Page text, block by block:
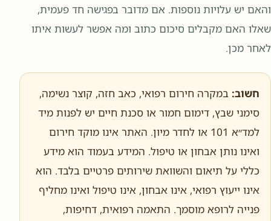
והאם יש עלויות נוספות. אם מדובר בפגישה חד פעמית,
שאלו האם מקבלים סיכום כתוב ומה אפשר לעשות איתו
לאחר מכן.
חשוב: במקרה חירום רפואי, כאב חזה, קוצר נשימה,
סימני שבץ, דימום חמור או סכנת חיים יש לפנות מיד
למד״א 101 או לחדר מיון. האתר אינו מוקד חירום
ואינו נותן אבחון או טיפול. המידע בעמוד הוא מידע
כללי על תיאום והשוואת שירותים פרטיים בלבד. הוא
אינו ייעוץ רפואי, אינו אבחון, אינו טיפול ואינו מחליף
פנייה לרופא מוסמך. התאמה רפואית, דחיפות,